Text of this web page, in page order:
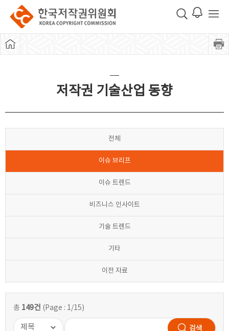
저작권 기술산업 동향
전체
이슈 브리프
이슈 트렌드
비즈니스 인사이트
기술 트렌드
기타
이전 자료
총 149건 (Page : 1/15)